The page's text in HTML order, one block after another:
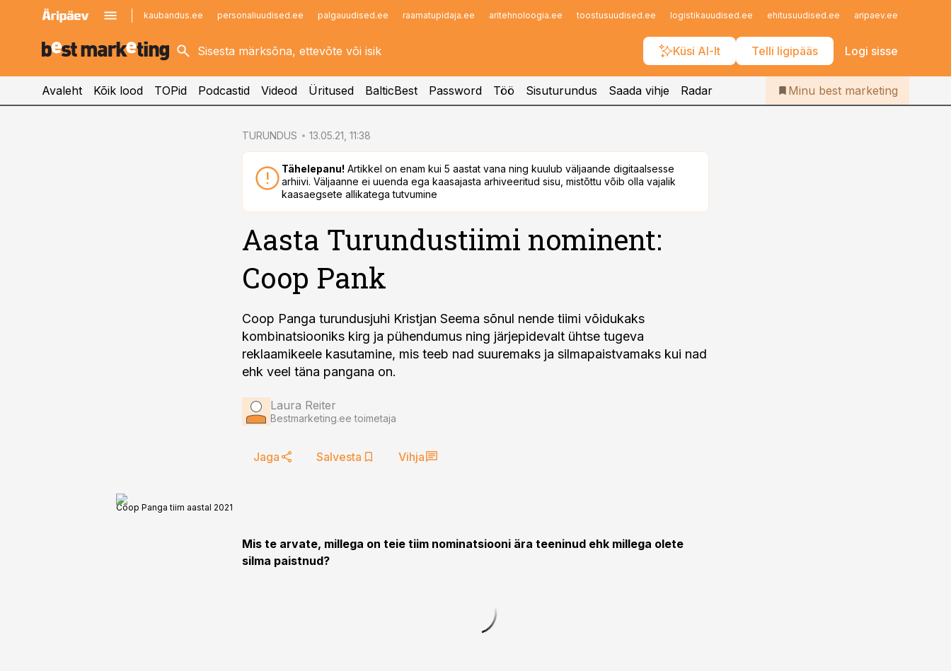
kaubandus.ee personaliuudised.ee palgauudised.ee raamatupidaja.ee aritehnoloogia.ee toostusuudised.ee logistikauudised.ee ehitusuudised.ee aripaev.ee
Küsi AI-lt Telli ligipääs Logi sisse
kinnisvarauudised.ee
logistikauudised.ee
imelineajalugu.ee
Infopank
Iseteenindus
Telli Bestmarketing
Avaleht Kõik lood TOPid Podcastid Videod Üritused BalticBest Password Töö Sisuturundus Saada vihje Radar Minu best marketing
TURUNDUS 13.05.21, 11:38
Tähelepanu! Artikkel on enam kui 5 aastat vana ning kuulub väljaande digitaalsesse
arhiivi. Väljaanne ei uuenda ega kaasajasta arhiveeritud sisu, mistõttu võib olla vajalik
kaasaegsete allikatega tutvumine
Aasta Turundustiimi nominent:
Coop Pank
Coop Panga turundusjuhi Kristjan Seema sõnul nende tiimi võidukaks
kombinatsiooniks kirg ja pühendumus ning järjepidevalt ühtse tugeva
reklaamikeele kasutamine, mis teeb nad suuremaks ja silmapaistvamaks kui nad
ehk veel täna pangana on.
Laura Reiter
Bestmarketing.ee toimetaja
Jaga Salvesta Vihja
Coop Panga tiim aastal 2021
Mis te arvate, millega on teie tiim nominatsiooni ära teeninud ehk millega olete
silma paistnud?